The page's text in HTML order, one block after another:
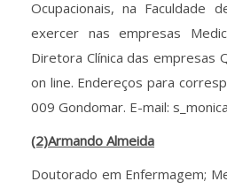
Ocupacionais, na Faculdade
exercer nas empresas
Diretora Clínica das empresas
on line. Endereços para
009 Gondomar. E-mail:
(2)Armando Almeida
Doutorado em Enfermagem;